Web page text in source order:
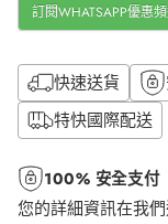
訂閱WHATSAPP優惠
快速送貨
特快國際配送
100% 安全支付
您的詳細資訊在我